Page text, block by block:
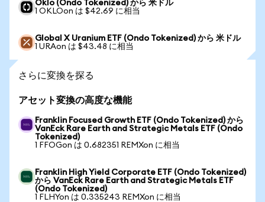
Oklo (Ondo Tokenized) から 米ドル
1 OKLOon は $42.69 に相当
Global X Uranium ETF (Ondo Tokenized) から 米ドル
1 URAon は $43.48 に相当
さらに変換を探る
アセット変換の高度な機能
Franklin Focused Growth ETF (Ondo Tokenized) から
VanEck Rare Earth and Strategic Metals ETF (Ondo
Tokenized)
1 FFOGon は 0.682351 REMXon に相当
Franklin High Yield Corporate ETF (Ondo Tokenized)
から VanEck Rare Earth and Strategic Metals ETF
(Ondo Tokenized)
1 FLHYon は 0.335243 REMXon に相当